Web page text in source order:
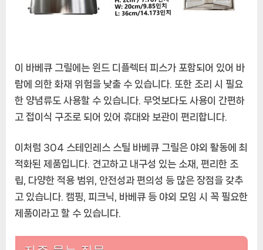
이 바베큐 그릴에는 윈드 디플렉터 피스가 포함되어 있어 바
람에 의한 화재 위험을 낮출 수 있습니다. 또한 조리 시 필요
한 양념류도 사용할 수 있습니다. 무엇보다도 사용이 간편하
고 접이식 구조로 되어 있어 휴대와 보관이 편리합니다.
이처럼 304 스테인레스 스틸 바베큐 그릴은 야외 활동에 최
적화된 제품입니다. 견고하고 내구성 있는 소재, 편리한 조
립, 다양한 적용 범위, 안전성과 편의성 등 많은 장점을 갖추
고 있습니다. 캠핑, 피크닉, 바베큐 등 야외 모임 시 꼭 필요한
제품이라고 할 수 있습니다.